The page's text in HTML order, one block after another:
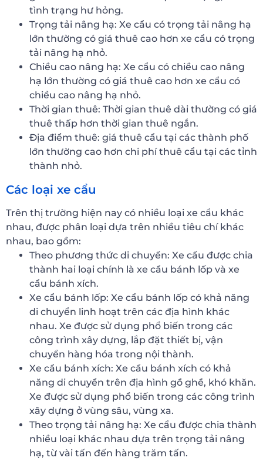
tình trạng hư hỏng.
Trọng tải nâng hạ: Xe cẩu có trọng tải nâng hạ
lớn thường có giá thuê cao hơn xe cẩu có trọng
tải nâng hạ nhỏ.
Chiều cao nâng hạ: Xe cẩu có chiều cao nâng
hạ lớn thường có giá thuê cao hơn xe cẩu có
chiều cao nâng hạ nhỏ.
Thời gian thuê: Thời gian thuê dài thường có giá
thuê thấp hơn thời gian thuê ngắn.
Địa điểm thuê: giá thuê cẩu tại các thành phố
lớn thường cao hơn chi phí thuê cẩu tại các tỉnh
thành nhỏ.
Các loại xe cẩu
Trên thị trường hiện nay có nhiều loại xe cẩu khác
nhau, được phân loại dựa trên nhiều tiêu chí khác
nhau, bao gồm:
Theo phương thức di chuyển: Xe cẩu được chia
thành hai loại chính là xe cẩu bánh lốp và xe
cẩu bánh xích.
Xe cẩu bánh lốp: Xe cẩu bánh lốp có khả năng
di chuyển linh hoạt trên các địa hình khác
nhau. Xe được sử dụng phổ biến trong các
công trình xây dựng, lắp đặt thiết bị, vận
chuyển hàng hóa trong nội thành.
Xe cẩu bánh xích: Xe cẩu bánh xích có khả
năng di chuyển trên địa hình gồ ghề, khó khăn.
Xe được sử dụng phổ biến trong các công trình
xây dựng ở vùng sâu, vùng xa.
Theo trọng tải nâng hạ: Xe cẩu được chia thành
nhiều loại khác nhau dựa trên trọng tải nâng
hạ, từ vài tấn đến hàng trăm tấn.